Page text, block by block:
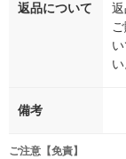
返品について
い
備考
ご注意【免責】